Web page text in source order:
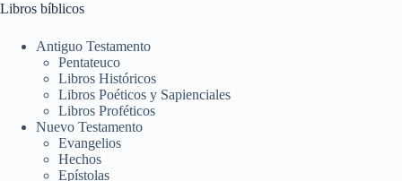
Libros bíblicos
Antiguo Testamento
Pentateuco
Libros Históricos
Libros Poéticos y Sapienciales
Libros Proféticos
Nuevo Testamento
Evangelios
Hechos
Epístolas